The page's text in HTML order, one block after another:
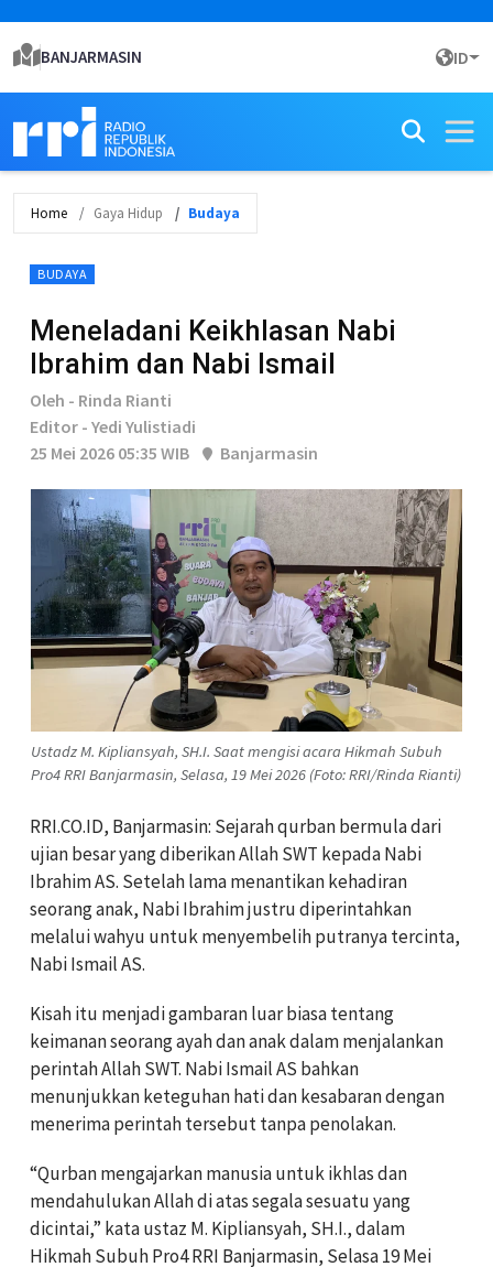
BANJARMASIN ID
Home Gaya Hidup Budaya
BUDAYA
Meneladani Keikhlasan Nabi
Ibrahim dan Nabi Ismail
Oleh - Rinda Rianti
Editor - Yedi Yulistiadi
25 Mei 2026 05:35 WIB
Banjarmasin
Ustadz M. Kipliansyah, SH.I. Saat mengisi acara Hikmah Subuh
Pro4 RRI Banjarmasin, Selasa, 19 Mei 2026 (Foto: RRI/Rinda Rianti)
RRI.CO.ID, Banjarmasin: Sejarah qurban bermula dari
ujian besar yang diberikan Allah SWT kepada Nabi
Ibrahim AS. Setelah lama menantikan kehadiran
seorang anak, Nabi Ibrahim justru diperintahkan
melalui wahyu untuk menyembelih putranya tercinta,
Nabi Ismail AS.
Kisah itu menjadi gambaran luar biasa tentang
keimanan seorang ayah dan anak dalam menjalankan
perintah Allah SWT. Nabi Ismail AS bahkan
menunjukkan keteguhan hati dan kesabaran dengan
menerima perintah tersebut tanpa penolakan.
“Qurban mengajarkan manusia untuk ikhlas dan
mendahulukan Allah di atas segala sesuatu yang
dicintai,” kata ustaz M. Kipliansyah, SH.I., dalam
Hikmah Subuh Pro4 RRI Banjarmasin, Selasa 19 Mei